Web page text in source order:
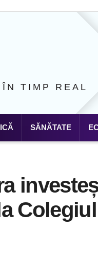
TIMP REAL
SĂNĂTATE